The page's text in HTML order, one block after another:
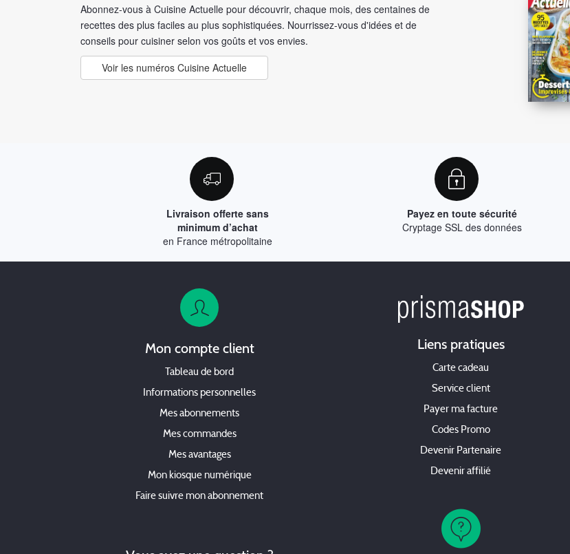
Abonnez-vous à Cuisine Actuelle pour découvrir, chaque mois, des centaines de
recettes des plus faciles au plus sophistiquées. Nourrissez-vous d'idées et de
conseils pour cuisiner selon vos goûts et vos envies.
Voir les numéros Cuisine Actuelle
Livraison offerte sans
minimum d’achat
en France métropolitaine
Payez en toute sécurité
Cryptage SSL des données
Mon compte client
Tableau de bord
Informations personnelles
Mes abonnements
Mes commandes
Mes avantages
Mon kiosque numérique
Faire suivre mon abonnement
Liens pratiques
Carte cadeau
Service client
Payer ma facture
Codes Promo
Devenir Partenaire
Devenir affilié